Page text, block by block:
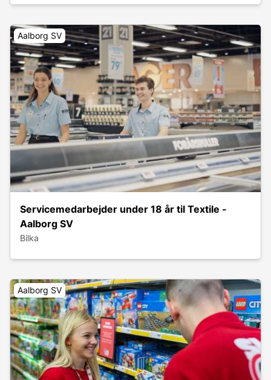
Aalborg SV
Servicemedarbejder under 18 år til Textile -
Aalborg SV
Bilka
Aalborg SV